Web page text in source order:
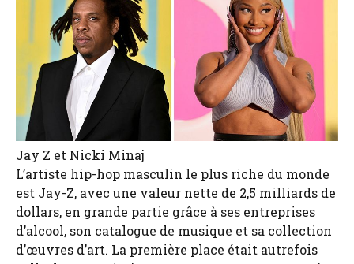
Jay Z et Nicki Minaj
L’artiste hip-hop masculin le plus riche du monde
est Jay-Z, avec une valeur nette de 2,5 milliards de
dollars, en grande partie grâce à ses entreprises
d’alcool, son catalogue de musique et sa collection
d’œuvres d’art. La première place était autrefois